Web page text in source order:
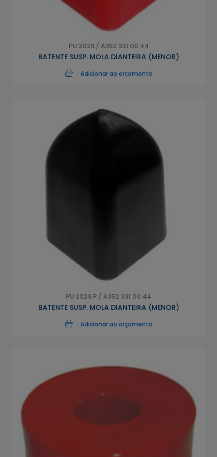
PU 2029 / A352 331 00 44
BATENTE SUSP. MOLA DIANTEIRA (MENOR)
Adicionar ao orçamento
PU 2029 P / A352 331 00 44
BATENTE SUSP. MOLA DIANTEIRA (MENOR)
Adicionar ao orçamento